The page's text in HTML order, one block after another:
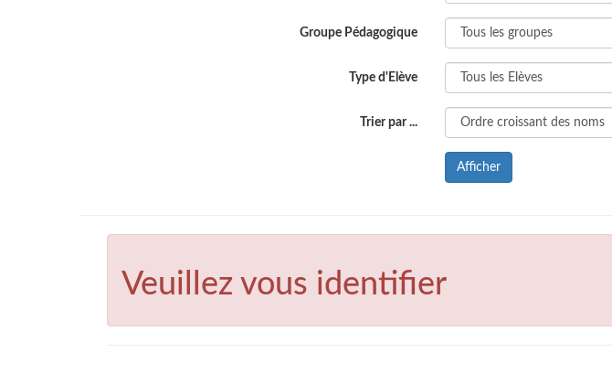
Groupe Pédagogique
Type d'Elève
Trier par ...
Afficher
Veuillez vous identifier